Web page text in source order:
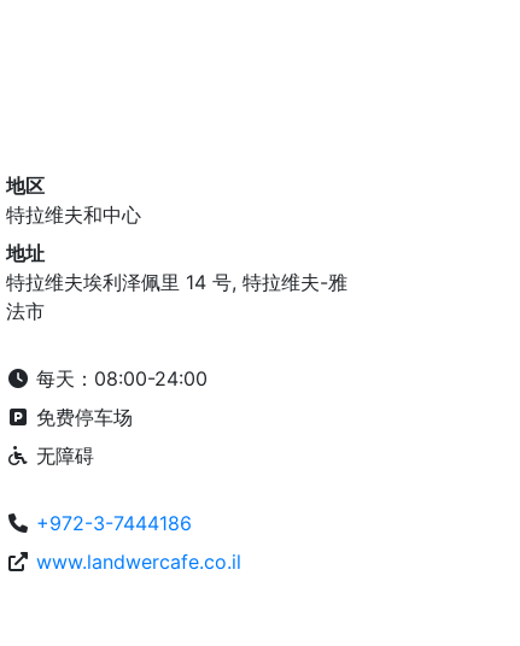
地区
特拉维夫和中心
地址
特拉维夫埃利泽佩里 14 号, 特拉维夫-雅
法市
每天：08:00-24:00
免费停车场
无障碍
+972-3-7444186
www.landwercafe.co.il